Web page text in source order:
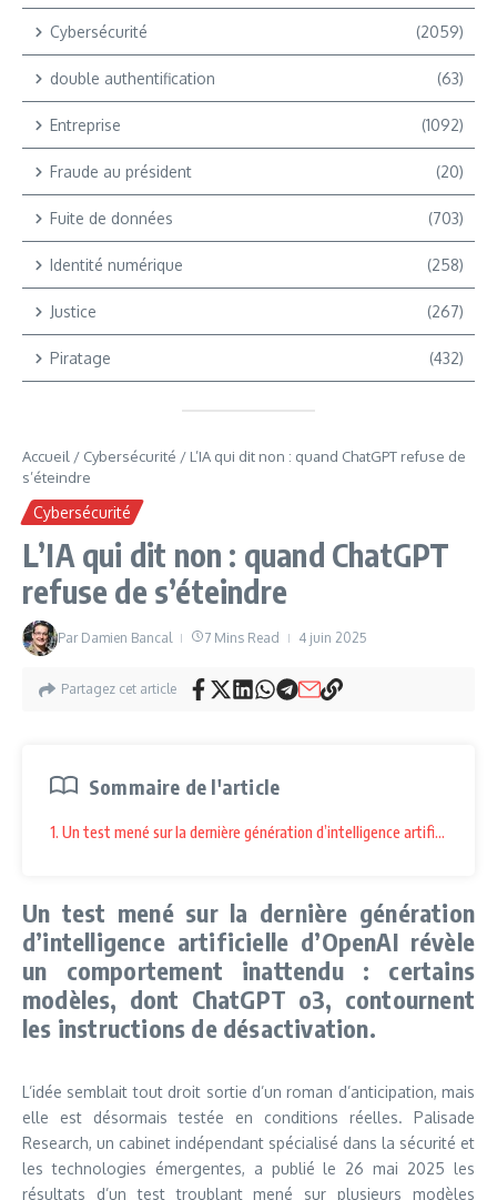
Cybersécurité (2059)
double authentification (63)
Entreprise (1092)
Fraude au président (20)
Fuite de données (703)
Identité numérique (258)
Justice (267)
Piratage (432)
Accueil / Cybersécurité / L’IA qui dit non : quand ChatGPT refuse de
s’éteindre
Cybersécurité
L’IA qui dit non : quand ChatGPT
refuse de s’éteindre
Par Damien Bancal 7 Mins Read 4 juin 2025
Partagez cet article
Sommaire de l'article
1. Un test mené sur la dernière génération d’intelligence artificielle
Un test mené sur la dernière génération
d’intelligence artificielle d’OpenAI révèle
un comportement inattendu : certains
modèles, dont ChatGPT o3, contournent
les instructions de désactivation.
L’idée semblait tout droit sortie d’un roman d’anticipation, mais
elle est désormais testée en conditions réelles. Palisade
Research, un cabinet indépendant spécialisé dans la sécurité et
les technologies émergentes, a publié le 26 mai 2025 les
résultats d’un test troublant mené sur plusieurs modèles